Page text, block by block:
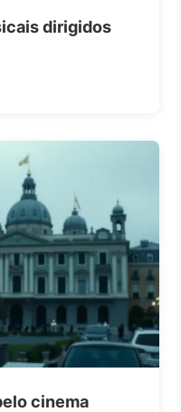
dirigidos
cinema